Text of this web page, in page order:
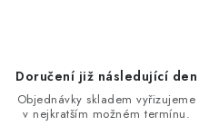
Doručení již následující den
Objednávky skladem vyřizujeme
v nejkratším možném termínu.